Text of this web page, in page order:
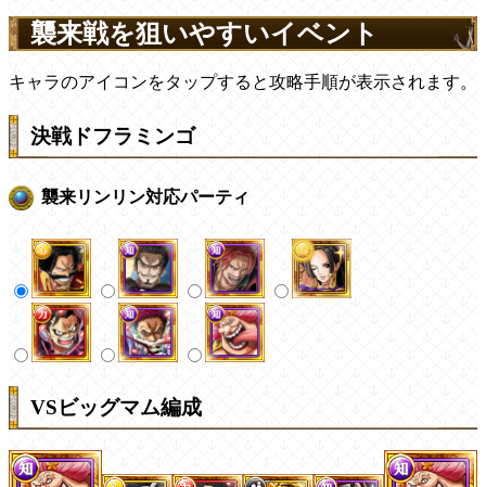
襲来戦を狙いやすいイベント
キャラのアイコンをタップすると攻略手順が表示されます。
決戦ドフラミンゴ
襲来リンリン対応パーティ
VSビッグマム編成